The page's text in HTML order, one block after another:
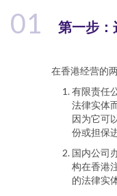
01 第一步：
在香港经营的
有限责任
法律实体
因为它可
份或担保
国内公司
构在香港
的法律实